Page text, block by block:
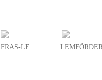
FRAS-LE LEMFÖRDER